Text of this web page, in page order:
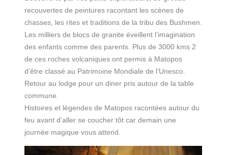
recouvertes de peintures racontant les scènes de
chasses, les rites et traditions de la tribu des Bushmen.
Les milliers de blocs de granite éveillent l’imagination
des enfants comme des parents. Plus de 3000 kms 2
de ces roches volcaniques ont permis à Matopos
d’être classé au Patrimoine Mondiale de l’Unesco.
Retour au lodge pour un diner pris autour de la table
commune.
Histoires et légendes de Matopos racontées autour du
feu avant d’aller se coucher tôt car demain une
journée magique vous attend.